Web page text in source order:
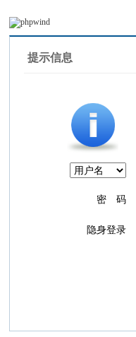
提示信息
密 码
隐身登录